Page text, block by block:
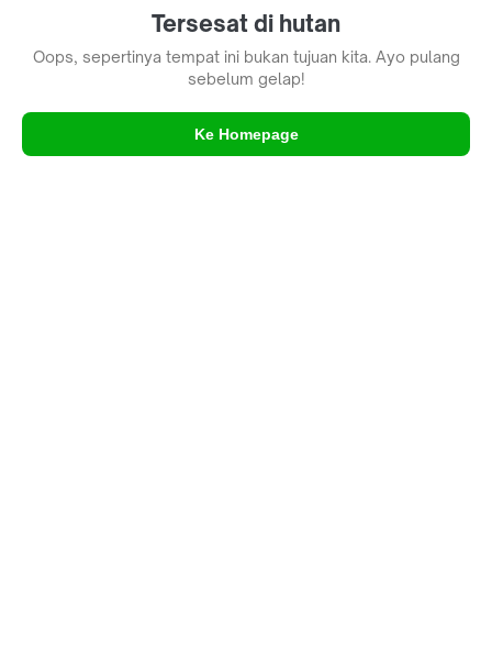
Tersesat di hutan
Oops, sepertinya tempat ini bukan tujuan kita. Ayo pulang
sebelum gelap!
Ke Homepage